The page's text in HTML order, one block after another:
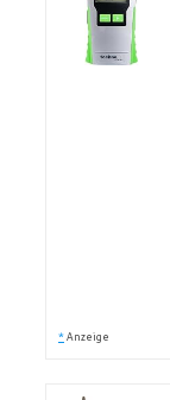
* Anzeige